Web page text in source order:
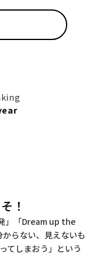
！
」「Dream up the
らない、見えないも
てしまおう」という